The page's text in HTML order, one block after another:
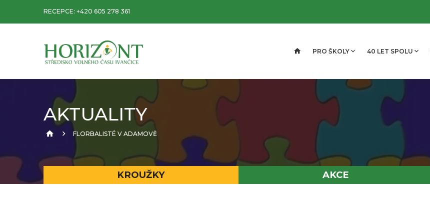
RECEPCE: +420 605 278 361
PRO ŠKOLY 40 LET SPOLU
AKTUALITY
FLORBALISTÉ V ADAMOVĚ
KROUŽKY AKCE